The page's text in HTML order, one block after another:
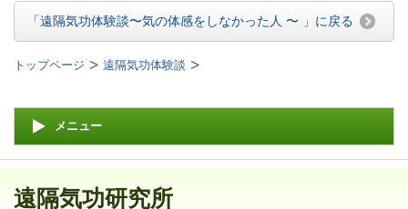
「遠隔気功体験談〜気の体感をしなかった人 〜 」 に戻る
トップページ 遠隔気功体験談
メニュー
遠隔気功研究所